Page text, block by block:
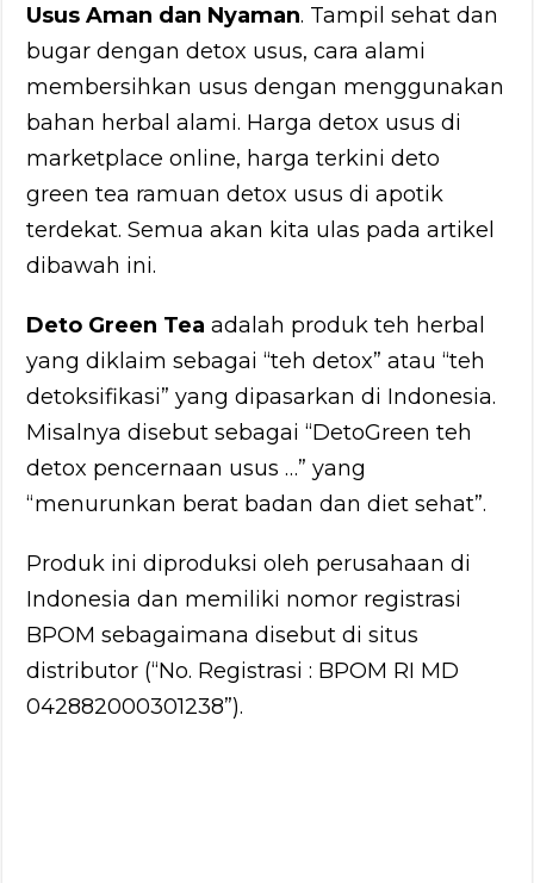
Usus Aman dan Nyaman. Tampil sehat dan
bugar dengan detox usus, cara alami
membersihkan usus dengan menggunakan
bahan herbal alami. Harga detox usus di
marketplace online, harga terkini deto
green tea ramuan detox usus di apotik
terdekat. Semua akan kita ulas pada artikel
dibawah ini.
Deto Green Tea adalah produk teh herbal
yang diklaim sebagai “teh detox” atau “teh
detoksifikasi” yang dipasarkan di Indonesia.
Misalnya disebut sebagai “DetoGreen teh
detox pencernaan usus …” yang
“menurunkan berat badan dan diet sehat”.
Produk ini diproduksi oleh perusahaan di
Indonesia dan memiliki nomor registrasi
BPOM sebagaimana disebut di situs
distributor (“No. Registrasi : BPOM RI MD
042882000301238”).